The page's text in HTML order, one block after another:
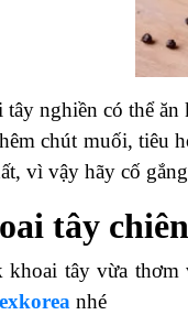
tây nghiền có thể
chút muối, tiêu
vì vậy hãy cố
tây
khoai tây vừa
nhé